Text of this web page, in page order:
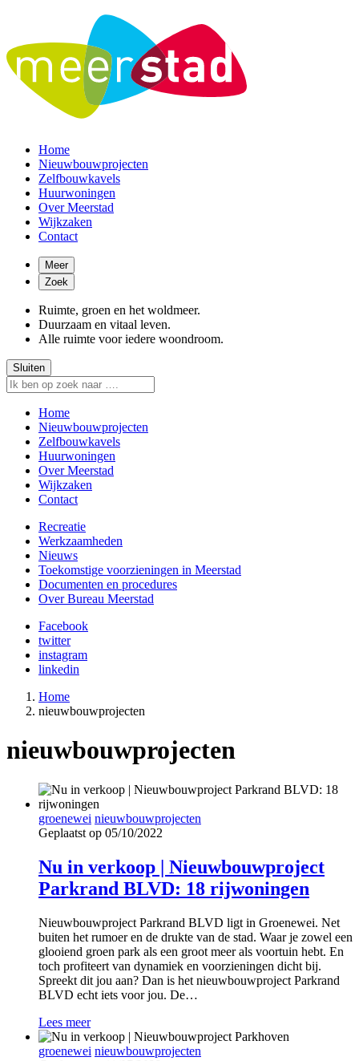
Home
Nieuwbouwprojecten
Zelfbouwkavels
Huurwoningen
Over Meerstad
Wijkzaken
Contact
Meer
Zoek
Ruimte, groen en het woldmeer.
Duurzaam en vitaal leven.
Alle ruimte voor iedere woondroom.
Sluiten
Home
Nieuwbouwprojecten
Zelfbouwkavels
Huurwoningen
Over Meerstad
Wijkzaken
Contact
Recreatie
Werkzaamheden
Nieuws
Toekomstige voorzieningen in Meerstad
Documenten en procedures
Over Bureau Meerstad
Facebook
twitter
instagram
linkedin
Home
nieuwbouwprojecten
nieuwbouwprojecten
groenewei nieuwbouwprojecten
Geplaatst op 05/10/2022
Nu in verkoop | Nieuwbouwproject
Parkrand BLVD: 18 rijwoningen
Nieuwbouwproject Parkrand BLVD ligt in Groenewei. Net
buiten het rumoer en de drukte van de stad. Waar je zowel een
glooiend groen park als een groot meer als voortuin hebt. En
toch profiteert van dynamiek en voorzieningen dicht bij.
Spreekt dit jou aan? Dan is het nieuwbouwproject Parkrand
BLVD echt iets voor jou. De…
Lees meer
groenewei nieuwbouwprojecten